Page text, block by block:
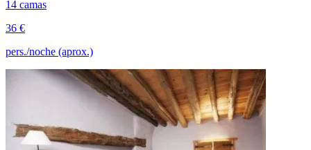
14 camas
36 €
pers./noche (aprox.)